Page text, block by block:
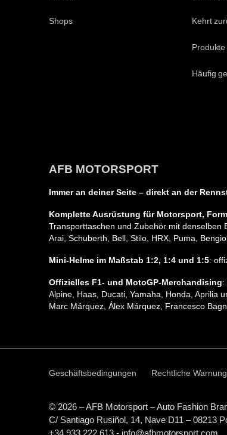
Shops Kehrt
Häufig
AFB MOTORSPORT
Immer an deiner Seite – direkt an der
Komplette Ausrüstung für Motorsport,
Transporttaschen und Zubehör mit denselben
Arai, Schuberth, Bell, Stilo, HRX, Puma,
Mini-Helme im Maßstab 1:2, 1:4 und 1:5:
Offizielles F1- und MotoGP-Merchandising:
Alpine, Haas, Ducati, Yamaha, Honda, Aprilia
Marc Márquez, Álex Márquez, Francesco
Geschäftsbedingungen Rechtliche Warnung
© 2026 – AFB Motorsport – Auto Fashion
C/ Santiago Rusiñol, 14, Nave D11 – 08213
+34 933 222 613 - info@afbmotorsport.com